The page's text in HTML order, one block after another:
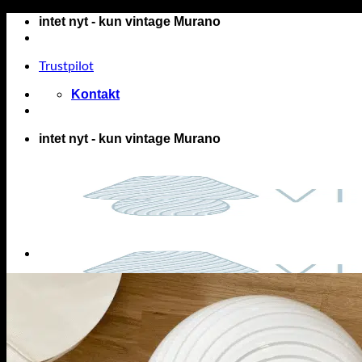
Fortsætintet nyt - kun vintage Murano
Trustpilot
Kontakt
intet nyt - kun vintage Murano
Murano lamper